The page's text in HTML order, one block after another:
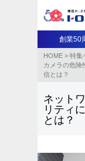
創業50
HOME > 特集
カメラの危険
信とは？
ネット
リティ
とは？